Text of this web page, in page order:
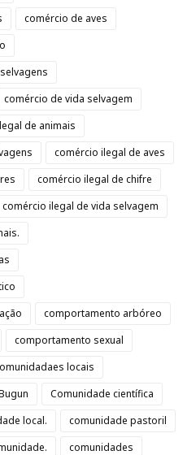
comércio de aves
comércio de vida selvagem
de animais
comércio ilegal de aves
comércio ilegal de chifre
comércio ilegal de vida selvagem
comportamento arbóreo
comportamento sexual
locais
Comunidade científica
local.
comunidade pastoril
comunidades